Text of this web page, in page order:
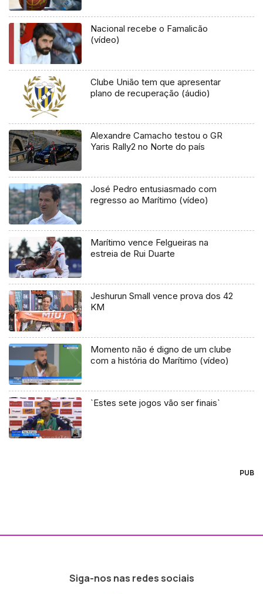
Nacional recebe o Famalicão
(vídeo)
Clube União tem que apresentar
plano de recuperação (áudio)
Alexandre Camacho testou o GR
Yaris Rally2 no Norte do país
José Pedro entusiasmado com
regresso ao Marítimo (vídeo)
Marítimo vence Felgueiras na
estreia de Rui Duarte
Jeshurun Small vence prova dos 42
KM
Momento não é digno de um clube
com a história do Marítimo (vídeo)
`Estes sete jogos vão ser finais`
PUB
Siga-nos nas redes sociais